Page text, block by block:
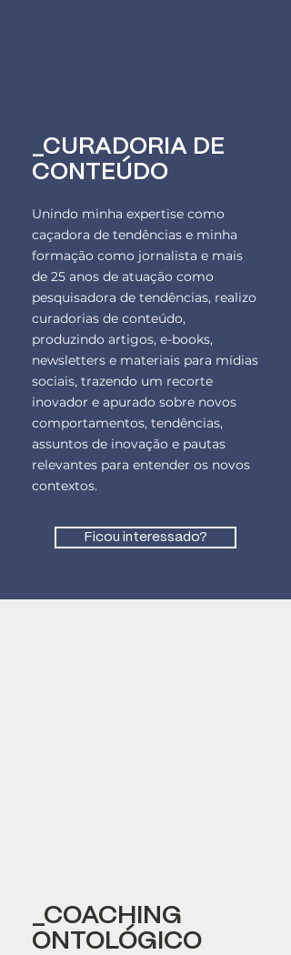
_CURADORIA DE
CONTEÚDO
Unindo minha expertise como
caçadora de tendências e minha
formação como jornalista e mais
de 25 anos de atuação como
pesquisadora de tendências, realizo
curadorias de conteúdo,
produzindo artigos, e-books,
newsletters e materiais para mídias
sociais, trazendo um recorte
inovador e apurado sobre novos
comportamentos, tendências,
assuntos de inovação e pautas
relevantes para entender os novos
contextos.
Ficou interessado?
_COACHING
ONTOLÓGICO